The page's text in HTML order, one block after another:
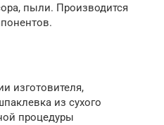
пыли. Производится
изготовителя,
из сухого
процедуры